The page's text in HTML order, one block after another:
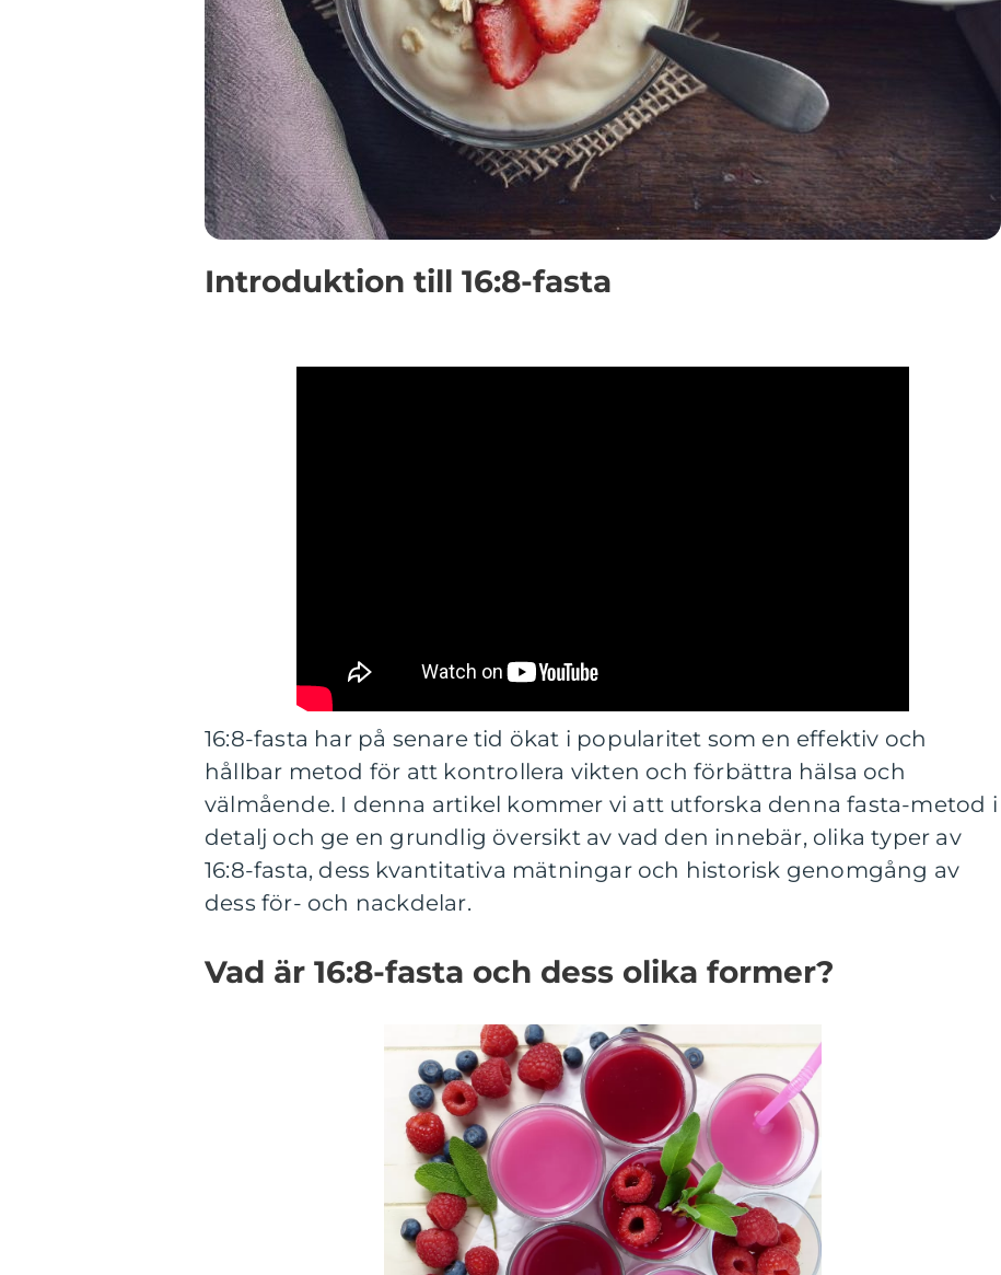
Introduktion till 16:8-fasta
16:8-fasta har på senare tid ökat i popularitet som en effektiv och
hållbar metod för att kontrollera vikten och förbättra hälsa och
välmående. I denna artikel kommer vi att utforska denna fasta-metod i
detalj och ge en grundlig översikt av vad den innebär, olika typer av
16:8-fasta, dess kvantitativa mätningar och historisk genomgång av
dess för- och nackdelar.
Vad är 16:8-fasta och dess olika former?